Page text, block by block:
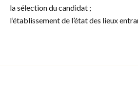
la sélection du candidat ;
l’établissement de l’état des lieux